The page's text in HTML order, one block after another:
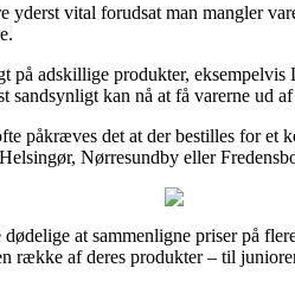
vital forudsat man mangler
på adskillige produkter,
sandsynligt kan nå at få varerne ud
påkræves det at der bestilles for et
Nørresundby eller
at sammenligne priser på
række af deres produkter – til